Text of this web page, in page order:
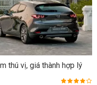
thú vị, giá thành hợp lý